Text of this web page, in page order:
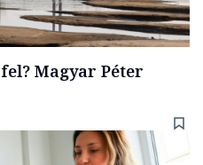
Magyar Péter